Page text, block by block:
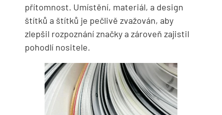
přítomnost. Umístění, materiál, a design
štítků a štítků je pečlivě zvažován, aby
zlepšil rozpoznání značky a zároveň zajistil
pohodlí nositele.